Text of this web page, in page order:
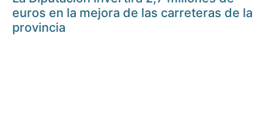
euros en la mejora de las carreteras de la
provincia